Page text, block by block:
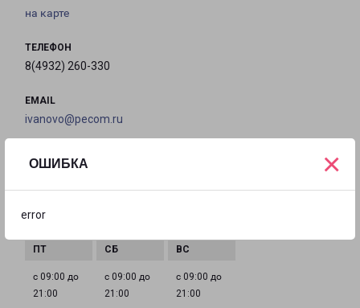
ОШИБКА
error
×
на карте
ТЕЛЕФОН
8(4932) 260-330
EMAIL
ivanovo@pecom.ru
с 09:00 до
21:00
с 09:00 до
21:00
с 09:00 до
21:00